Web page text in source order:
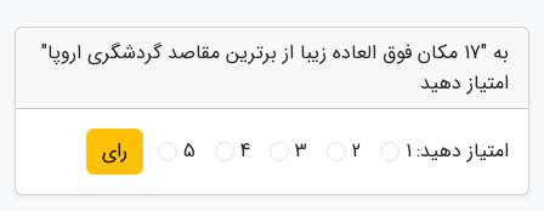
به "17 مکان فوق العاده زیبا از برترین مقاصد گردشگری اروپا"
امتیاز دهید
امتیاز دهید:1
2
3
4
5 رای